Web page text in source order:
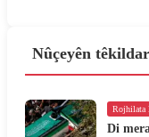
Nûçeyên têkildar
Rojhilata
Di